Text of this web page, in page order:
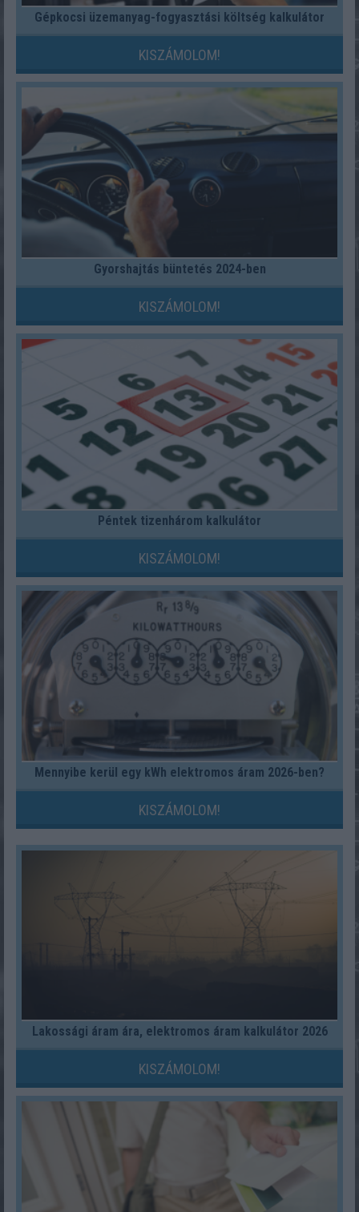
Gépkocsi üzemanyag-fogyasztási költség kalkulátor
KISZÁMOLOM!
Gyorshajtás büntetés 2024-ben
KISZÁMOLOM!
Péntek tizenhárom kalkulátor
KISZÁMOLOM!
Mennyibe kerül egy kWh elektromos áram 2026-ben?
KISZÁMOLOM!
Lakossági áram ára, elektromos áram kalkulátor 2026
KISZÁMOLOM!